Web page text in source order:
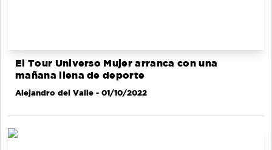
El Tour Universo Mujer arranca con una
mañana llena de deporte
Alejandro del Valle - 01/10/2022